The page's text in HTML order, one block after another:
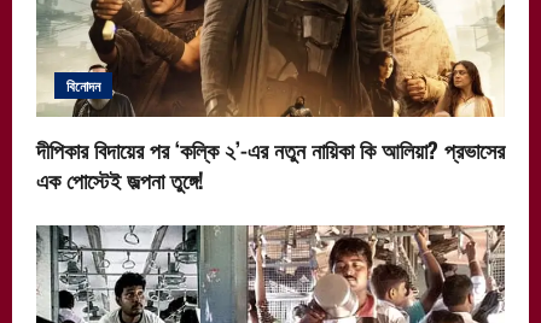
বিনোদন
দীপিকার বিদায়ের পর ‘কল্কি ২’-এর নতুন নায়িকা কি আলিয়া? প্রভাসের
এক পোস্টেই জল্পনা তুঙ্গে!